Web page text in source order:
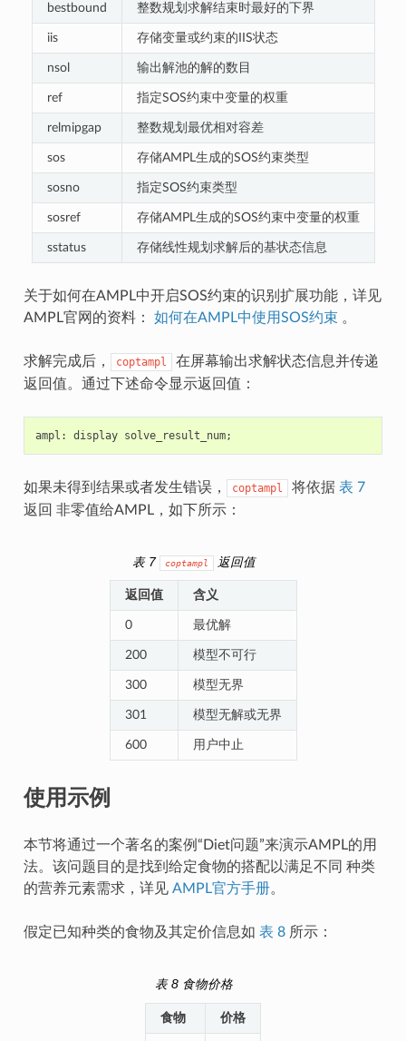
bestbound 整数规划求解结束时最好的下界
iis 存储变量或约束的IIS状态
nsol 输出解池的解的数目
ref 指定SOS约束中变量的权重
relmipgap 整数规划最优相对容差
sos 存储AMPL生成的SOS约束类型
sosno 指定SOS约束类型
sosref 存储AMPL生成的SOS约束中变量的权重
sstatus 存储线性规划求解后的基状态信息
关于如何在AMPL中开启SOS约束的识别扩展功能，详见
AMPL官网的资料： 如何在AMPL中使用SOS约束 。
求解完成后， coptampl
在屏幕输出求解状态信息并传递
返回值。通过下述命令显示返回值：
ampl: display solve_result_num;
如果未得到结果或者发生错误， coptampl 将依据 表 7
返回 非零值给AMPL，如下所示：
表 7 coptampl 返回值
返回值 含义
0 最优解
200 模型不可行
300 模型无界
301 模型无解或无界
600 用户中止
使用示例
本节将通过一个著名的案例“Diet问题”来演示AMPL的用
法。该问题目的是找到给定食物的搭配以满足不同 种类
的营养元素需求，详见 AMPL官方手册。
假定已知种类的食物及其定价信息如 表 8所示：
表 8 食物价格
食物 价格